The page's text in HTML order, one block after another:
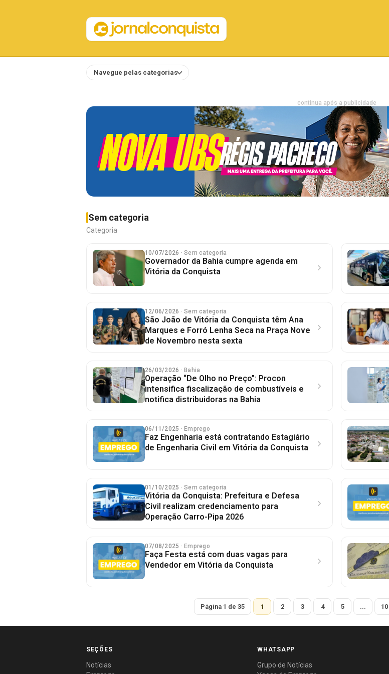
Navegue pelas categorias
continua após a publicidade
Sem categoria
Categoria
10/07/2026 · Sem categoria
Governador da Bahia cumpre agenda em
Vitória da Conquista
12/06/2026 · Sem categoria
São João de Vitória da Conquista têm Ana
Marques e Forró Lenha Seca na Praça Nove
de Novembro nesta sexta
26/03/2026 · Bahia
Operação “De Olho no Preço”: Procon
intensifica fiscalização de combustíveis e
notifica distribuidoras na Bahia
06/11/2025 · Emprego
Faz Engenharia está contratando Estagiário
de Engenharia Civil em Vitória da Conquista
01/10/2025 · Sem categoria
Vitória da Conquista: Prefeitura e Defesa
Civil realizam credenciamento para
Operação Carro-Pipa 2026
07/08/2025 · Emprego
Faça Festa está com duas vagas para
Vendedor em Vitória da Conquista
Página 1 de 35 1 2 3 4 5 ... 10
SEÇÕES
Notícias
WHATSAPP
Grupo de Notícias